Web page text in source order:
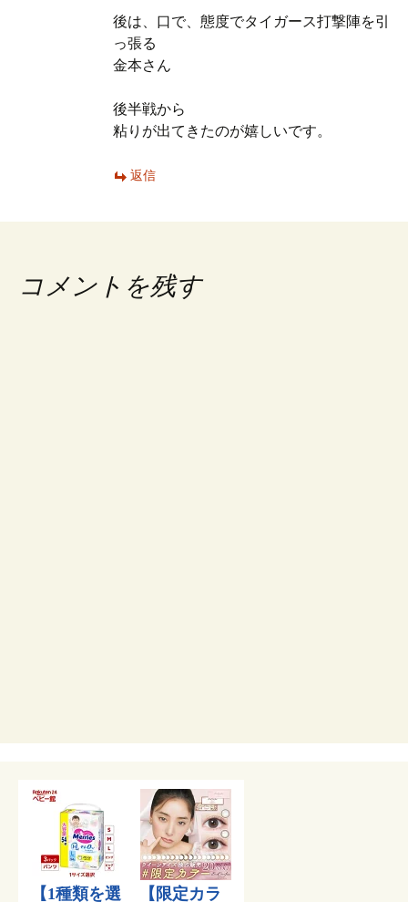
後は、口で、態度でタイガース打撃陣を引
っ張る
金本さん
後半戦から
粘りが出てきたのが嬉しいです。
返信
コメントを残す